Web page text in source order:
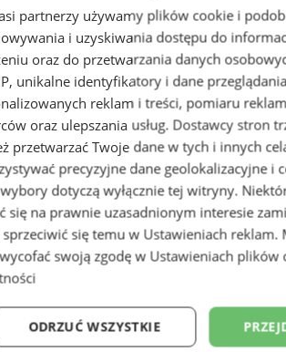
Rower Miejski - już w
partnerzy używamy plików cookie i
i uzyskiwania dostępu do
oraz do przetwarzania danych
unikalne identyfikatory i dane
reklam i treści, pomiaru
oraz ulepszania usług. Dostawcy stron
przetwarzać Twoje dane w tych i innych
precyzyjne dane geolokalizacyjne i
dotyczą wyłącznie tej witryny.
się na prawnie uzasadnionym interesie
się temu w Ustawieniach reklam.
swoją zgodę w Ustawieniach plików
ODRZUĆ WSZYSTKIE